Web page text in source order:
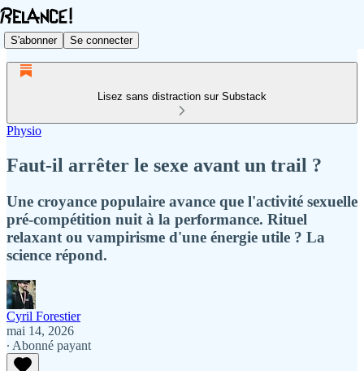
S'abonner Se connecter
Lisez sans distraction sur Substack
Physio
Faut-il arrêter le sexe avant un trail ?
Une croyance populaire avance que l'activité sexuelle
pré-compétition nuit à la performance. Rituel
relaxant ou vampirisme d'une énergie utile ? La
science répond.
Cyril Forestier
mai 14, 2026
∙ Abonné payant